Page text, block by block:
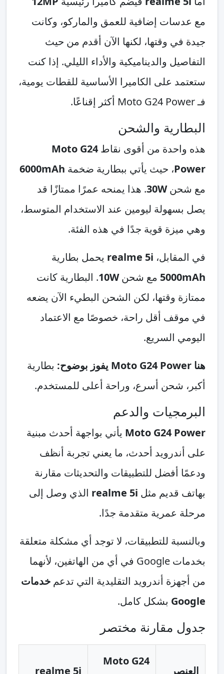
مع عدسات إضافية للعمق والماركو، وكانت
جيدة في وقتها، لكنها الآن أقدم من حيث
التفاصيل والديناميكية والأداء الليلي. إذا كنت
ستعتمد على الكاميرا الأساسية للقطات يومية،
فـ Moto G24 Power أكثر إقناعًا.
البطارية والشحن
هذه واحدة من أقوى نقاط Moto G24
Power، حيث يأتي ببطارية ضخمة 6000mAh
مع شحن30W. هذا يمنحه عمرًا ممتازًا قد
يصل بسهولة ليومين عند الاستخدام المتوسط،
وهي ميزة قوية جدًا في هذه الفئة.
في المقابل، realme 5i يحمل بطارية
5000mAh مع شحن10W. البطارية كانت
ممتازة وقتها، لكن الشحن البطيء الآن يضعه
في موقف أقل راحة، خصوصًا مع الاعتماد
اليومي السريع.
هنا Moto G24 Power يفوز بوضوح:
بطارية
أكبر، شحن أسرع، وراحة أعلى للمستخدم.
البرمجيات والدعم
Moto G24 Power يأتي بواجهة أحدث مبنية
على أندرويد أحدث، ما يعني تجربة أنظف
ودعمًا أفضل للتطبيقات والتحديثات مقارنة
بهاتف قديم مثل realme 5i الذي وصل إلى
مرحلة عمرية متقدمة جدًا.
وبالنسبة للتطبيقات، لا توجد أي مشكلة متعلقة
بخدمات Google في أي من الهاتفين، لأنهما
من أجهزة أندرويد التقليدية التي تدعم خدمات
Google بشكل كامل.
جدول مقارنة مختصر
العنصر
Moto G24
realme 5i